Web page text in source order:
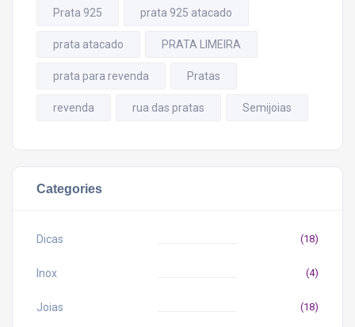
Prata 925 prata 925 atacado
prata atacado PRATA LIMEIRA
prata para revenda Pratas
revenda rua das pratas Semijoias
Categories
Dicas (18)
Inox (4)
Joias (18)